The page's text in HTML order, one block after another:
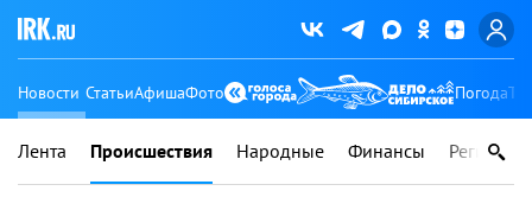
Новости СтатьиАфишаФото Погода
Лента Происшествия Народные Финансы Регионы